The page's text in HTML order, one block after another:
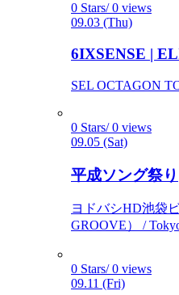
0 Stars/ 0 views
09.03 (Thu)
6IXSENSE |
SEL OCTAGON
0 Stars/ 0 views
09.05 (Sat)
平成ソング祭り
ヨドバシHD池袋
GROOVE） /
0 Stars/ 0 views
09.11 (Fri)